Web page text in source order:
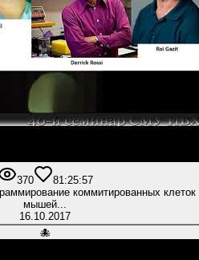
370 81:25:57
коммитированных клеток
мышей...
16.10.2017
🐙